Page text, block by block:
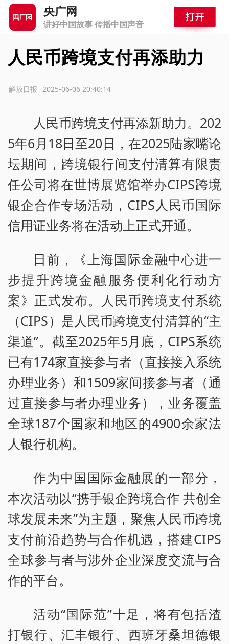
央广网
讲好中国故事 传播中国声音
人民币跨境支付再添助力
2025-06-06 20:40:14
解放日报
人民币跨境支付再添新助力。202
5年6月18日至20日，在2025陆家嘴论
坛期间，跨境银行间支付清算有限责
任公司将在世博展览馆举办CIPS跨境
银企合作专场活动，CIPS人民币国际
信用证业务将在活动上正式开通。
日前，《上海国际金融中心进一
步提升跨境金融服务便利化行动方
案》正式发布。人民币跨境支付系统
（CIPS）是人民币跨境支付清算的“主
渠道”。截至2025年5月底，CIPS系统
已有174家直接参与者（直接接入系统
办理业务）和1509家间接参与者（通
过直接参与者办理业务），业务覆盖
全球187个国家和地区的4900余家法
人银行机构。
作为中国国际金融展的一部分，
本次活动以“携手银企跨境合作 共创全
球发展未来”为主题，聚焦人民币跨境
支付前沿趋势与合作机遇，搭建CIPS
全球参与者与涉外企业深度交流与合
作的平台。
活动“国际范”十足，将有包括渣
打银行、汇丰银行、西班牙桑坦德银